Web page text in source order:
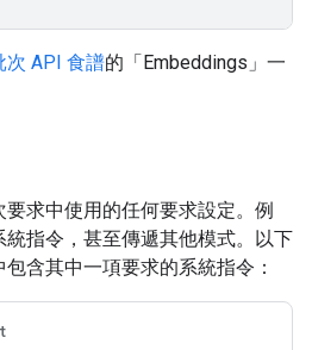
次 API 食譜的「Embeddings」一
求中使用的任何要求設定。例
指令，甚至傳遞其他模式。以下
含其中一項要求的系統指令：